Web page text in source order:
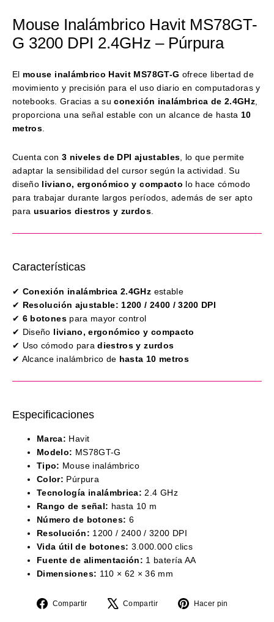
Mouse Inalámbrico Havit MS78GT-
G 3200 DPI 2.4GHz – Púrpura
El mouse inalámbrico Havit MS78GT-G ofrece libertad de
movimiento y precisión para el uso diario en computadoras y
notebooks. Gracias a suconexión inalámbrica de 2.4GHz,
proporciona una señal estable con un alcance de hasta 10
metros
Cuenta con 3 niveles de DPI ajustables , lo que permite
adaptar la sensibilidad del cursor según la actividad. Su
diseño liviano, ergonómico y compacto lo hace cómodo
para trabajar durante largos períodos, además de ser apto
para usuarios diestros y zurdos.
Características
✔ Conexión inalámbrica 2.4GHz estable
✔ Resolución ajustable: 1200 / 2400 / 3200 DPI
✔ 6 botonespara mayor control
✔ Diseño liviano, ergonómico y compacto
✔ Uso cómodo paradiestros y zurdos
✔ Alcance inalámbrico de hasta 10 metros
Especificaciones
Marca: Havit
Modelo: MS78GT-G
Tipo: Mouse inalámbrico
Color: Púrpura
Tecnología inalámbrica: 2.4 GHz
Rango de señal: hasta 10 m
Número de botones: 6
Resolución: 1200 / 2400 / 3200 DPI
Vida útil de botones: 3.000.000 clics
Fuente de alimentación: 1 batería AA
Dimensiones: 110 × 62 × 36 mm
Compartir
CompartirCompartir
Tuitear
Hacer pin